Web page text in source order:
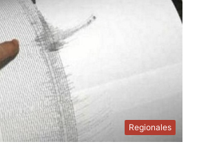
Regionales